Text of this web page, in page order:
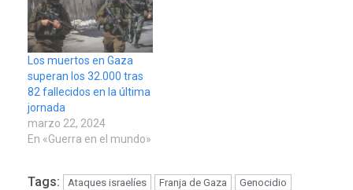
Los muertos en Gaza
superan los 32.000 tras
82 fallecidos en la última
jornada
marzo 22, 2024
En «Guerra en el mundo»
Tags: Ataques israelíes Franja de Gaza
Genocidio